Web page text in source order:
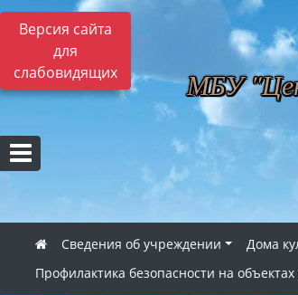
Версия сайта
для
слабовидящих
МБУ
Сведения об учреждении Дома
Профилактика безопасности на